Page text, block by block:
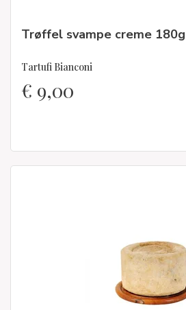
Trøffel svampe creme 180g
Tartufi Bianconi
€ 9,00